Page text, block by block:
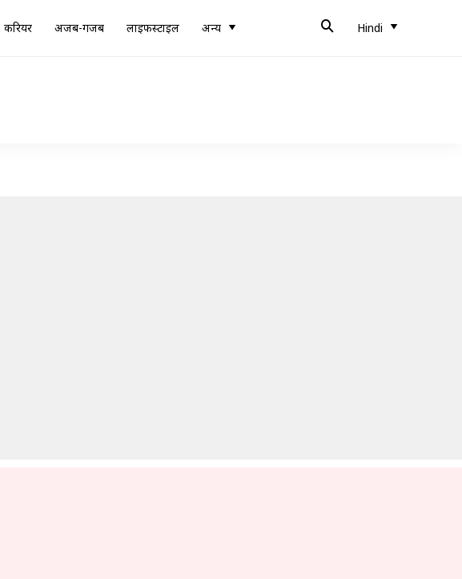
करियर अजब-गजब लाइफस्टाइल अन्य Hindi